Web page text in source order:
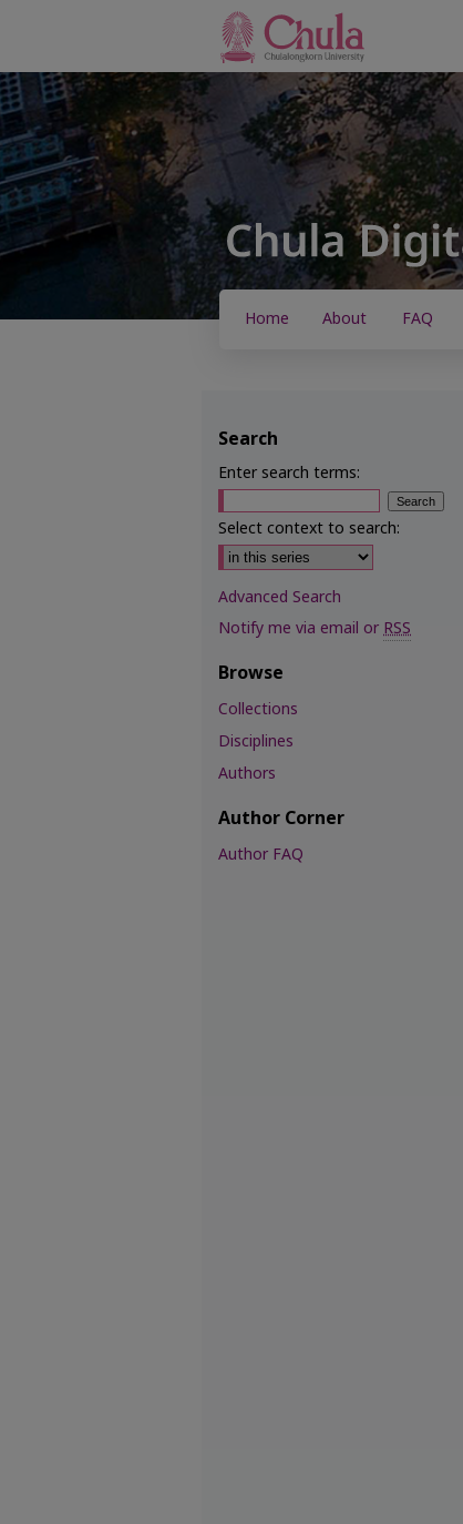
Home About FAQ
Search
Enter search terms:
Select context to search:
Advanced Search
Notify me via email orRSS
Browse
Collections
Disciplines
Authors
Author Corner
Author FAQ